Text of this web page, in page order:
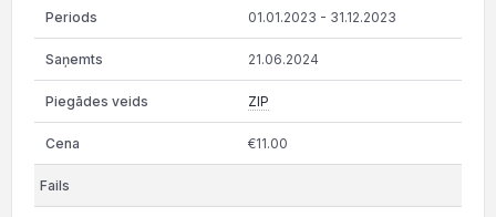
01.01.2023 - 31.12.2023
21.06.2024
ZIP
€11.00